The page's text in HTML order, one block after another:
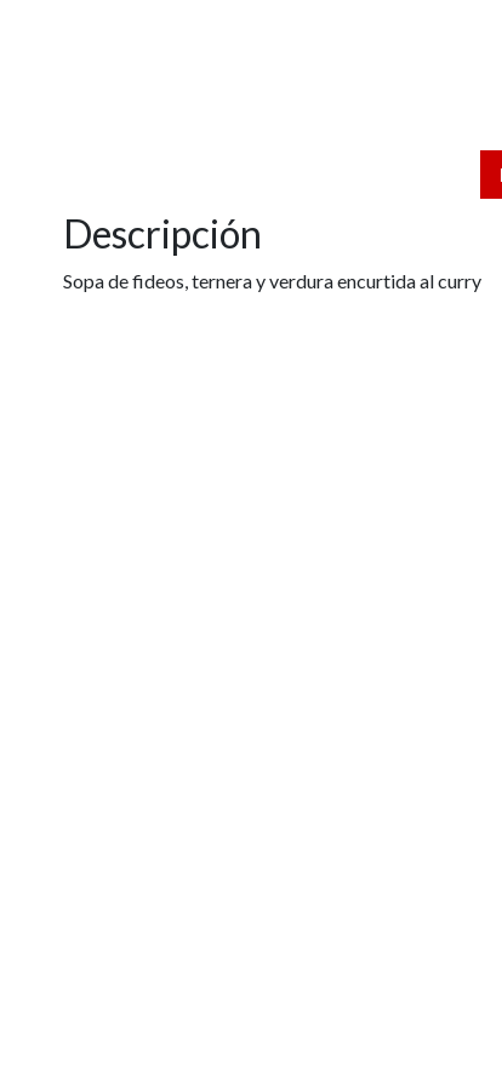
Descripción
Sopa de fideos, ternera y verdura encurtida al curry